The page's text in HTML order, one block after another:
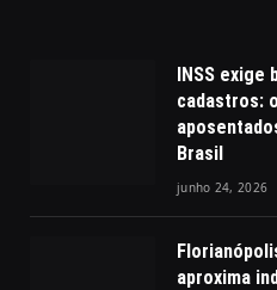
INSS exige
cadastros:
Brasil
junho 24, 2026
aproxima